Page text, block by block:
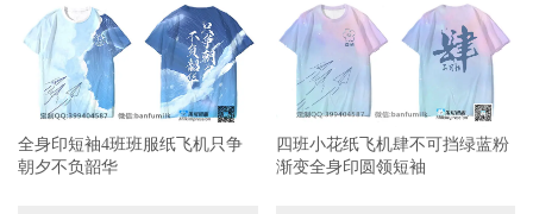
全身印短袖4班班服纸飞机只争
朝夕不负韶华
四班小花纸飞机肆不可挡绿蓝粉
渐变全身印圆领短袖